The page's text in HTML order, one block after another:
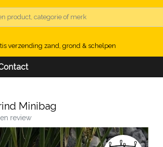
verzending zand, grond & schelpen
Minibag
review